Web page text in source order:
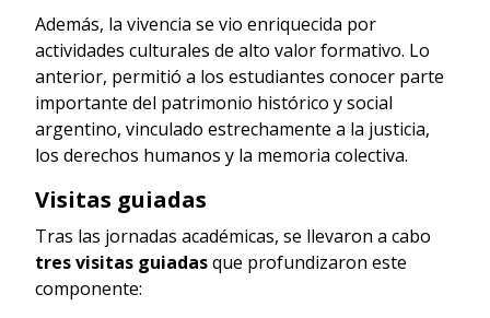
Además, la vivencia se vio enriquecida por
actividades culturales de alto valor formativo. Lo
anterior, permitió a los estudiantes conocer parte
importante del patrimonio histórico y social
argentino, vinculado estrechamente a la justicia,
los derechos humanos y la memoria colectiva.
Visitas guiadas
Tras las jornadas académicas, se llevaron a cabo
tres visitas guiadasque profundizaron este
componente: